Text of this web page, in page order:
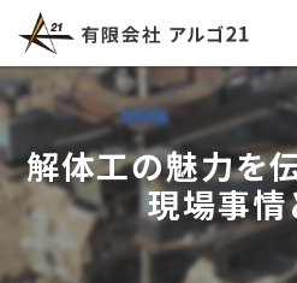
解体工の魅力を
現場事